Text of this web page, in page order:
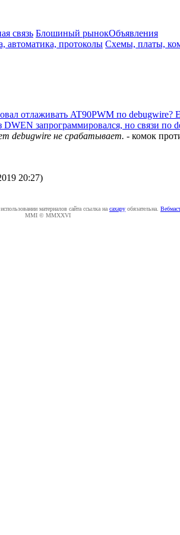
связь Блошиный рынокОбъявления
автоматика, протоколы Схемы, платы,
отлаживать AT90PWM по
запрограммировался, но связи по
debugwire не срабатывает. - комок
20:27)
материалов сайта ссылка на caxapу обязательна.
MMI © MMXXVI